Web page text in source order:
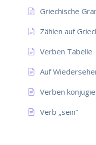
Griechische
Zählen auf
Verben Tabelle
Auf
Verben
Verb „sein“